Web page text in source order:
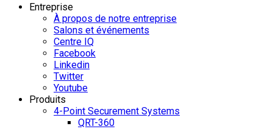
Entreprise
À propos de notre entreprise
Salons et événements
Centre IQ
Facebook
Linkedin
Twitter
Youtube
Produits
4-Point Securement Systems
QRT-360